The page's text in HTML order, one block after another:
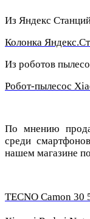
Из Яндекс
Колонка
Из роботов
Робот-пылесос
По мнению
среди
нашем магазине
TECNO Camon 30